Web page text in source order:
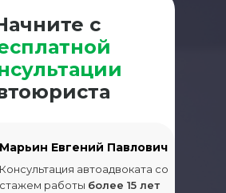
с
Марьин Евгений Павлович
Консультация автоадвоката со
стажем работы более 15 лет